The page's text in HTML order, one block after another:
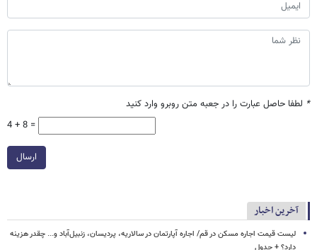
* لطفا حاصل عبارت را در جعبه متن روبرو وارد کنید
4 + 8 =
ارسال
آخرین اخبار
لیست قیمت اجاره مسکن در قم/ اجاره آپارتمان در سالاریه، پردیسان، زنبیل‌آباد و... چقدر هزینه
دارد؟ + جدول